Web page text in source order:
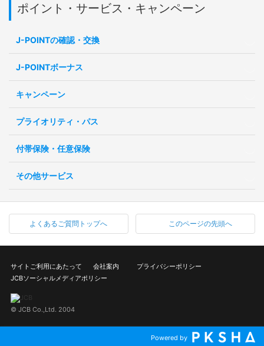
ポイント・サービス・キャンペーン
J-POINTの確認・交換
J-POINTボーナス
キャンペーン
プライオリティ・パス
付帯保険・任意保険
その他サービス
よくあるご質問トップへ このページの先頭へ
サイトご利用にあたって 会社案内
プライバシーポリシー
JCBソーシャルメディアポリシー
© JCB Co.,Ltd. 2004
Powered by